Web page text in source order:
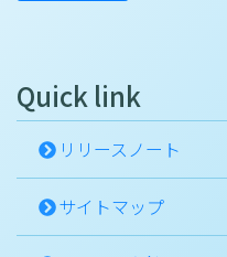
Quick link
リリースノート
サイトマップ